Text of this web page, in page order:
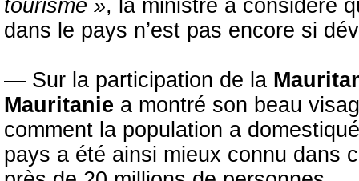
tourisme », la ministre a considéré
dans le pays n’est pas encore si
— Sur la participation de la
Mauritanie a montré son beau
comment la population a
pays a été ainsi mieux connu dans